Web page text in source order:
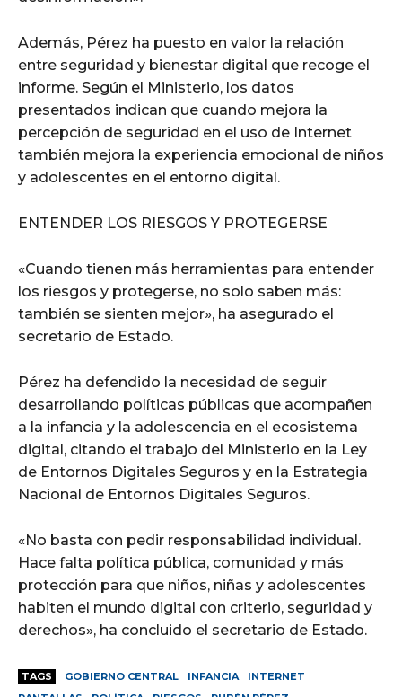
Además, Pérez ha puesto en valor la relación
entre seguridad y bienestar digital que recoge el
informe. Según el Ministerio, los datos
presentados indican que cuando mejora la
percepción de seguridad en el uso de Internet
también mejora la experiencia emocional de niños
y adolescentes en el entorno digital.
ENTENDER LOS RIESGOS Y PROTEGERSE
«Cuando tienen más herramientas para entender
los riesgos y protegerse, no solo saben más:
también se sienten mejor», ha asegurado el
secretario de Estado.
Pérez ha defendido la necesidad de seguir
desarrollando políticas públicas que acompañen
a la infancia y la adolescencia en el ecosistema
digital, citando el trabajo del Ministerio en la Ley
de Entornos Digitales Seguros y en la Estrategia
Nacional de Entornos Digitales Seguros.
«No basta con pedir responsabilidad individual.
Hace falta política pública, comunidad y más
protección para que niños, niñas y adolescentes
habiten el mundo digital con criterio, seguridad y
derechos», ha concluido el secretario de Estado.
TAGS GOBIERNO CENTRAL INFANCIA
INTERNET